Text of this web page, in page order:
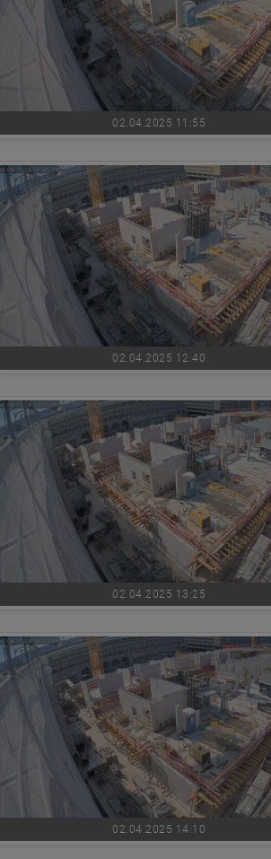
02.04.2025 11:55
02.04.2025 12:40
02.04.2025 13:25
02.04.2025 14:10